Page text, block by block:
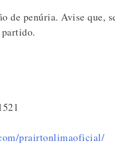
de penúria. Avise que,
prairtonlimaoficial/